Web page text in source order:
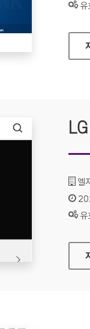
상
유
기
엘
인
상
유